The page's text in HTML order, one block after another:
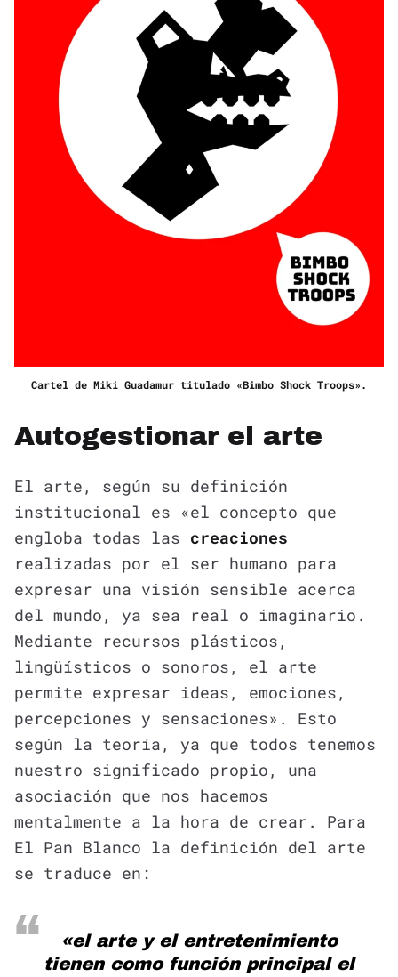
Cartel de Miki Guadamur titulado «Bimbo Shock Troops».
Autogestionar el arte
El arte, según su definición
institucional es «el concepto que
engloba todas las creaciones
realizadas por el ser humano para
expresar una visión sensible acerca
del mundo, ya sea real o imaginario.
Mediante recursos plásticos,
lingüísticos o sonoros, el arte
permite expresar ideas, emociones,
percepciones y sensaciones». Esto
según la teoría, ya que todos tenemos
nuestro significado propio, una
asociación que nos hacemos
mentalmente a la hora de crear. Para
El Pan Blanco la definición del arte
se traduce en:
«el arte y el entretenimiento
tienen como función principal el